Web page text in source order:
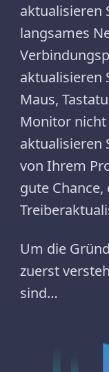
aktualisieren
langsames
aktualisieren
Maus,
Monitor
aktualisieren
von Ihrem
gute
Um die
zuerst
sind…